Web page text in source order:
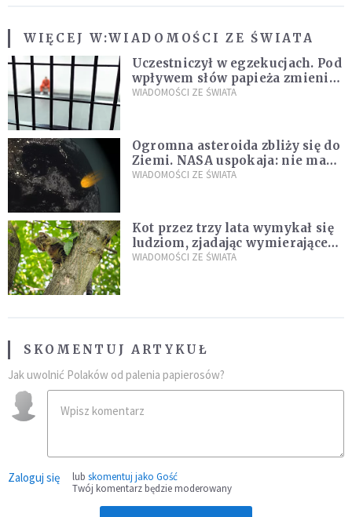
WIĘCEJ W:WIADOMOŚCI ZE ŚWIATA
Uczestniczył w egzekucjach. Pod
wpływem słów papieża zmienił
zdanie
WIADOMOŚCI ZE ŚWIATA
Ogromna asteroida zbliży się do
Ziemi. NASA uspokaja: nie ma
zagrożenia
WIADOMOŚCI ZE ŚWIATA
Kot przez trzy lata wymykał się
ludziom, zjadając wymierające
kaczki. W końcu popełnił
WIADOMOŚCI ZE ŚWIATA
SKOMENTUJ ARTYKUŁ
Jak uwolnić Polaków od palenia papierosów?
Zaloguj się lub skomentuj jako Gość
Twój komentarz będzie moderowany